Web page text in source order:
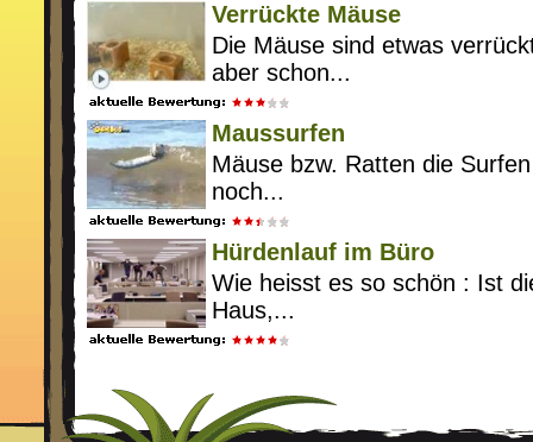
Verrückte Mäuse
Die Mäuse sind etwas
aber schon...
Maussurfen
Mäuse bzw. Ratten die
noch...
Hürdenlauf im Büro
Wie heisst es so schön : Ist
Haus,...